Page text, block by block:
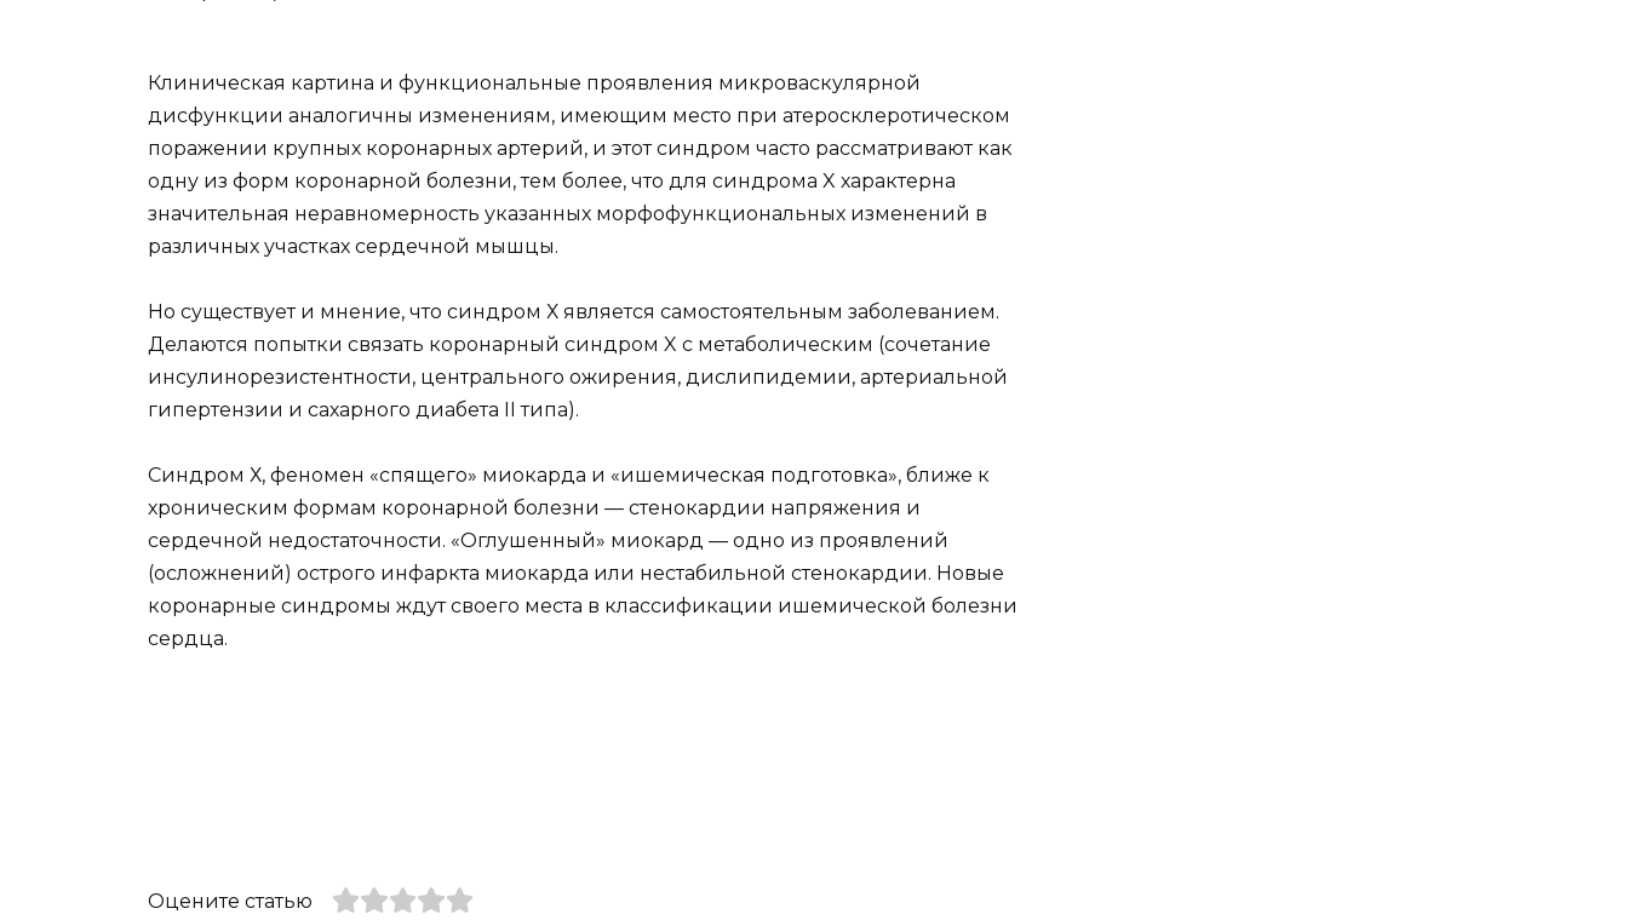
Клиническая картина и функциональные проявления микроваскулярной
дисфункции аналогичны изменениям, имеющим место при атеросклеротическом
поражении крупных коронарных артерий, и этот синдром часто рассматривают как
одну из форм коронарной болезни, тем более, что для синдрома X характерна
значительная неравномерность указанных морфофункциональных изменений в
различных участках сердечной мышцы.
Но существует и мнение, что синдром Х является самостоятельным заболеванием.
Делаются попытки связать коронарный синдром X с метаболическим (сочетание
инсулинорезистентности, центрального ожирения, дислипидемии, артериальной
гипертензии и сахарного диабета II типа).
Синдром Х, феномен «спящего» миокарда и «ишемическая подготовка», ближе к
хроническим формам коронарной болезни — стенокардии напряжения и
сердечной недостаточности. «Оглушенный» миокард — одно из проявлений
(осложнений) острого инфаркта миокарда или нестабильной стенокардии. Новые
коронарные синдромы ждут своего места в классификации ишемической болезни
сердца.
Оцените статью